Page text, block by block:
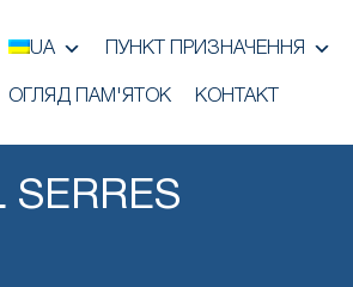
UA ПУНКТ ПРИЗНАЧЕННЯ
ОГЛЯД ПАМ'ЯТОК КОНТАКТ
SERRES